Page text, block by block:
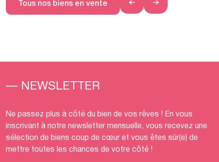
— NEWSLETTER
Ne passez plus à côté du bien de vos rêves ! En vous
inscrivant à notre newsletter mensuelle, vous recevez une
sélection de biens coup de cœur et vous êtes sûr(e) de
mettre toutes les chances de votre côté !